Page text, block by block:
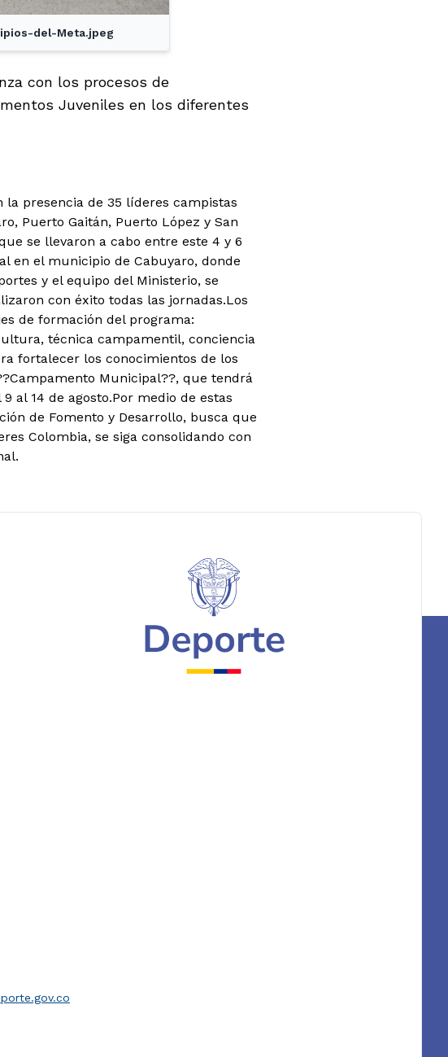
del-Meta.jpeg
con los procesos de
Juveniles en los diferentes
presencia de 35 líderes campistas
Puerto Gaitán, Puerto López y San
se llevaron a cabo entre este 4 y 6
en el municipio de Cabuyaro, donde
y el equipo del Ministerio, se
con éxito todas las jornadas.Los
de formación del programa:
técnica campamentil, conciencia
fortalecer los conocimientos de los
Municipal??, que tendrá
al 14 de agosto.Por medio de estas
de Fomento y Desarrollo, busca que
Colombia, se siga consolidando con